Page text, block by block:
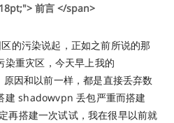
前言 </span>
的污染说起，正如之前所说的那
染重灾区，今天早上我的
因和以前一样，都是直接丢弃数
建 shadowvpn 丢包严重而搭建
再搭建一次试试，我在很早以前就